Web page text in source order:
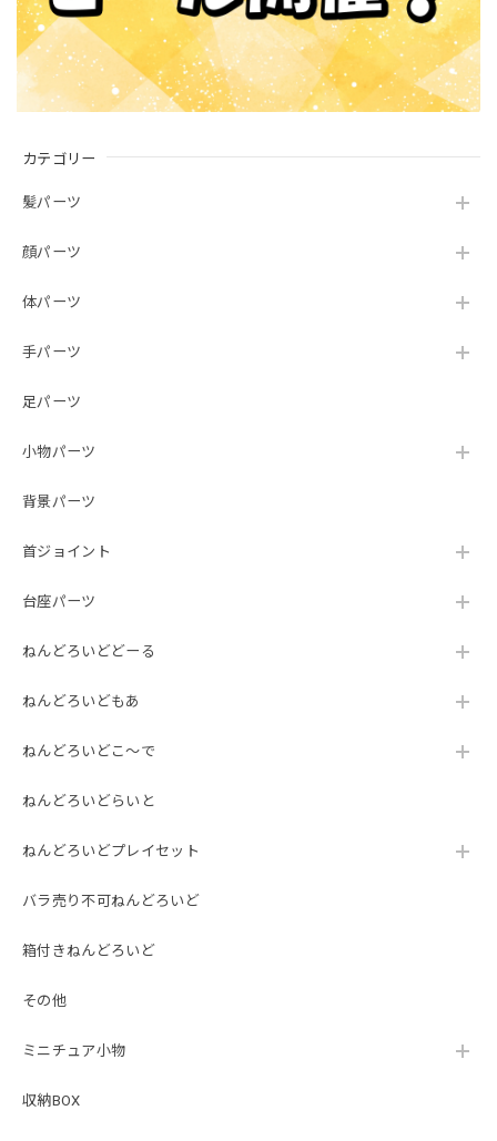
カテゴリー
髪パーツ
顔パーツ
体パーツ
手パーツ
足パーツ
小物パーツ
背景パーツ
首ジョイント
台座パーツ
ねんどろいどどーる
ねんどろいどもあ
ねんどろいどこ～で
ねんどろいどらいと
ねんどろいどプレイセット
バラ売り不可ねんどろいど
箱付きねんどろいど
その他
ミニチュア小物
収納BOX